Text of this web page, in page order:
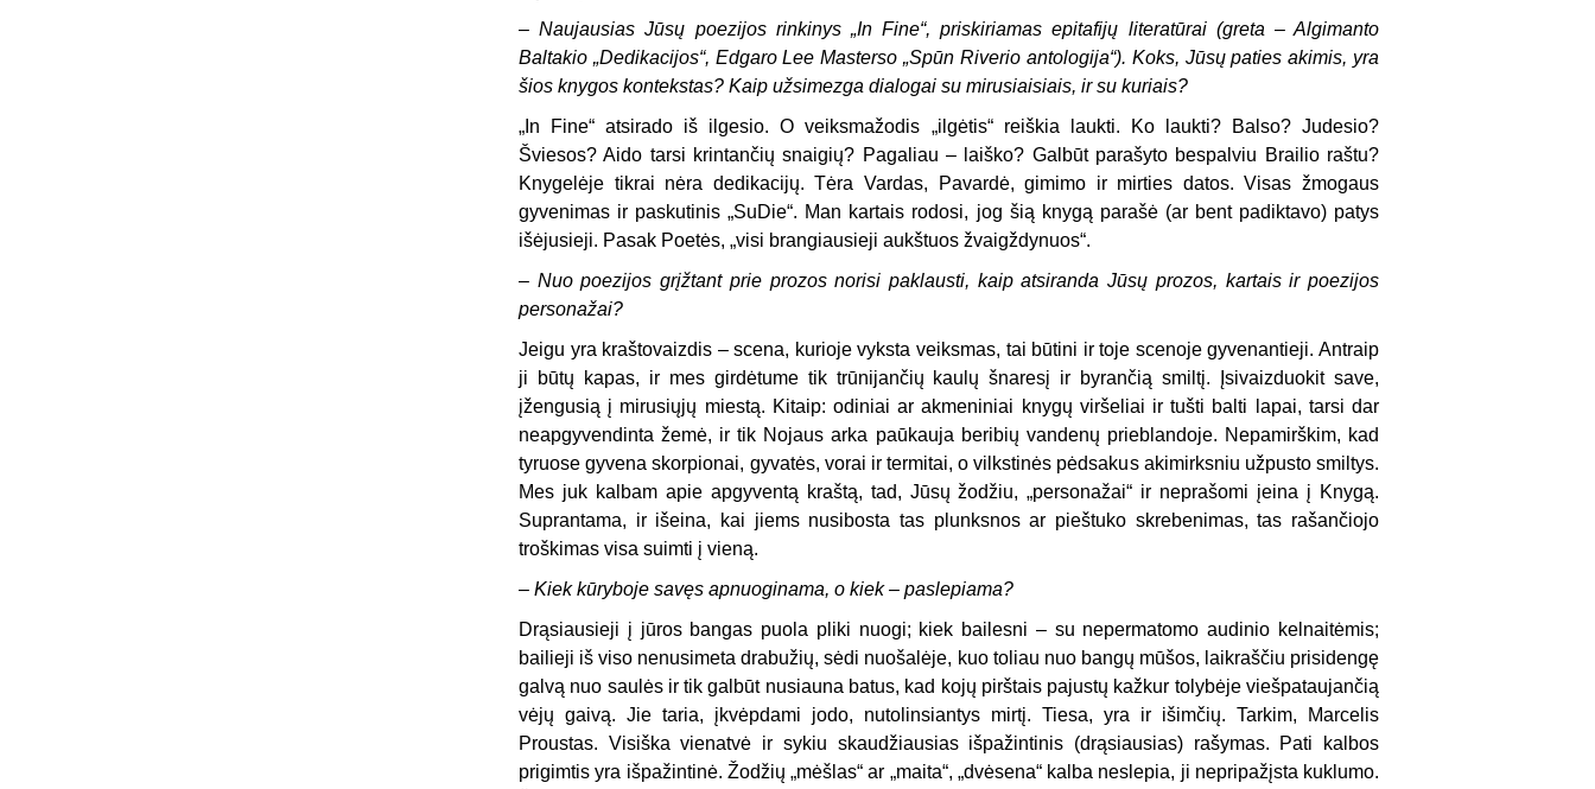
– Naujausias Jūsų poezijos rinkinys „In Fine“, priskiriamas epitafijų literatūrai (greta – Algimanto
Baltakio „Dedikacijos“, Edgaro Lee Masterso „Spūn Riverio antologija“). Koks, Jūsų paties akimis, yra
šios knygos kontekstas? Kaip užsimezga dialogai su mirusiaisiais, ir su kuriais?
„In Fine“ atsirado iš ilgesio. O veiksmažodis „ilgėtis“ reiškia laukti. Ko laukti? Balso? Judesio?
Šviesos? Aido tarsi krintančių snaigių? Pagaliau – laiško? Galbūt parašyto bespalviu Brailio raštu?
Knygelėje tikrai nėra dedikacijų. Tėra Vardas, Pavardė, gimimo ir mirties datos. Visas žmogaus
gyvenimas ir paskutinis „SuDie“. Man kartais rodosi, jog šią knygą parašė (ar bent padiktavo) patys
išėjusieji. Pasak Poetės, „visi brangiausieji aukštuos žvaigždynuos“.
– Nuo poezijos grįžtant prie prozos norisi paklausti, kaip atsiranda Jūsų prozos, kartais ir poezijos
personažai?
Jeigu yra kraštovaizdis – scena, kurioje vyksta veiksmas, tai būtini ir toje scenoje gyvenantieji. Antraip
ji būtų kapas, ir mes girdėtume tik trūnijančių kaulų šnaresį ir byrančią smiltį. Įsivaizduokit save,
įžengusią į mirusiųjų miestą. Kitaip: odiniai ar akmeniniai knygų viršeliai ir tušti balti lapai, tarsi dar
neapgyvendinta žemė, ir tik Nojaus arka paūkauja beribių vandenų prieblandoje. Nepamirškim, kad
tyruose gyvena skorpionai, gyvatės, vorai ir termitai, o vilkstinės pėdsakus akimirksniu užpusto smiltys.
Mes juk kalbam apie apgyventą kraštą, tad, Jūsų žodžiu, „personažai“ ir neprašomi įeina į Knygą.
Suprantama, ir išeina, kai jiems nusibosta tas plunksnos ar pieštuko skrebenimas, tas rašančiojo
troškimas visa suimti į vieną.
– Kiek kūryboje savęs apnuoginama, o kiek – paslepiama?
Drąsiausieji į jūros bangas puola pliki nuogi; kiek bailesni – su nepermatomo audinio kelnaitėmis;
bailieji iš viso nenusimeta drabužių, sėdi nuošalėje, kuo toliau nuo bangų mūšos, laikraščiu prisidengę
galvą nuo saulės ir tik galbūt nusiauna batus, kad kojų pirštais pajustų kažkur tolybėje viešpataujančią
vėjų gaivą. Jie taria, įkvėpdami jodo, nutolinsiantys mirtį. Tiesa, yra ir išimčių. Tarkim, Marcelis
Proustas. Visiška vienatvė ir sykiu skaudžiausias išpažintinis (drąsiausias) rašymas. Pati kalbos
prigimtis yra išpažintinė. Žodžių „mėšlas“ ar „maita“, „dvėsena“ kalba neslepia, ji nepripažįsta kuklumo.